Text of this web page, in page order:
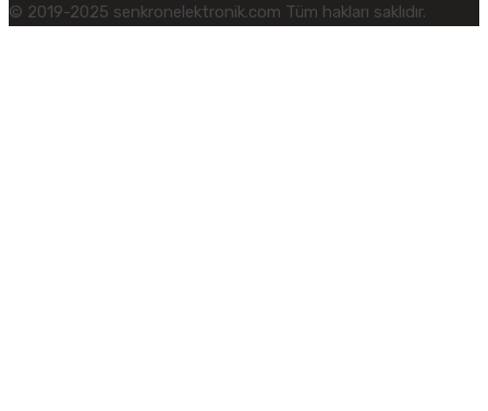
© 2019-2025 senkronelektronik.com Tüm hakları saklıdır.